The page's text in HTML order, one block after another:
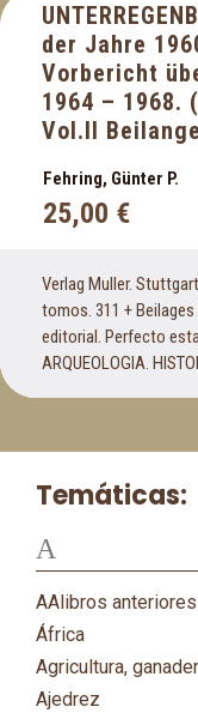
der Jahre
Vorbericht
1964 – 1968.
Vol.II
Fehring, Günter P.
25,00 €
Verlag Muller.
tomos. 311 + Beilages
editorial. Perfecto
ARQUEOLOGIA.
Temáticas:
A
AAlibros
África
Agricultura,
Ajedrez